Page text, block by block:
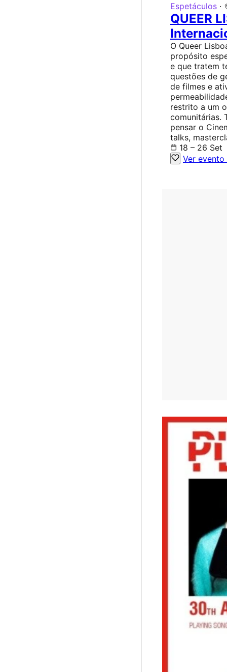
Espetáculos ·
QUEER
O Queer
propósito
e que tratem
questões de
de filmes e
restrito a um
comunitárias.
pensar o
talks,
18 – 26 Set
Ver